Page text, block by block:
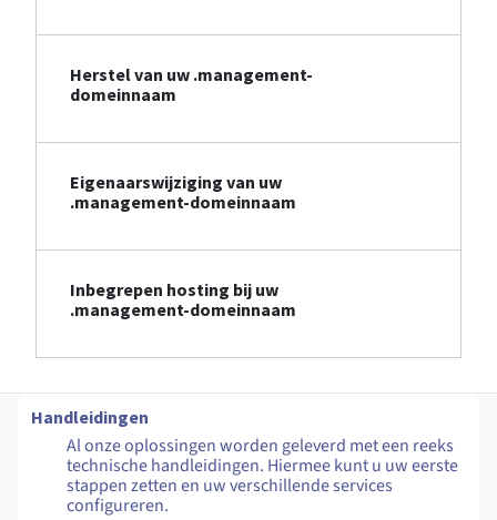
Herstel van uw .management-
domeinnaam
Eigenaarswijziging van uw
.management-domeinnaam
Inbegrepen hosting bij uw
.management-domeinnaam
Handleidingen
Al onze oplossingen worden geleverd met een reeks
technische handleidingen. Hiermee kunt u uw eerste
stappen zetten en uw verschillende services
configureren.